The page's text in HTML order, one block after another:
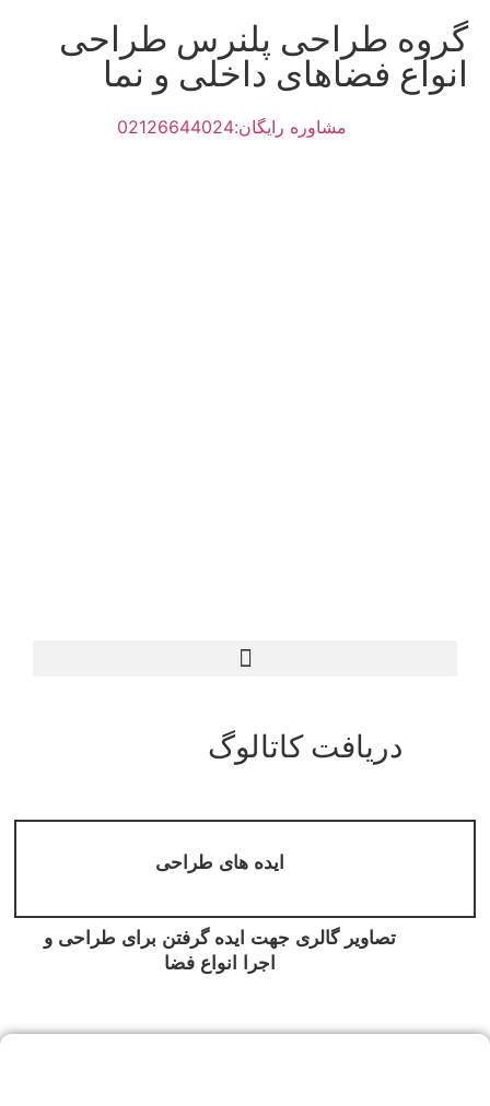
گروه طراحی پلنرس طراحی
انواع فضاهای داخلی و نما
مشاوره رایگان:02126644024
دریافت کاتالوگ
ایده های طراحی
تصاویر گالری جهت ایده گرفتن برای طراحی و
اجرا انواع فضا